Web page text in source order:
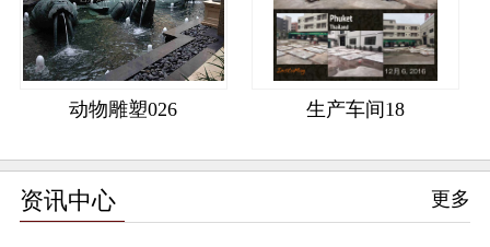
动物雕塑026 生产车间18
资讯中心 更多